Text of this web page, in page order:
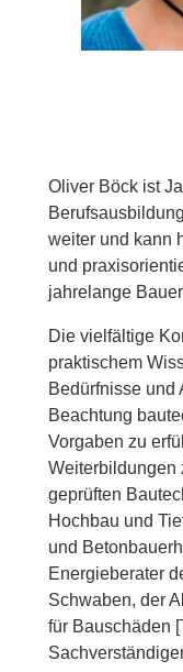
Oliver Böck ist
weiter und kann
und
jahrelange
Die vielfältige
praktischem
Bedürfnisse und
Beachtung
Vorgaben zu
Weiterbildungen
geprüften
Hochbau und
und
Energieberater
Schwaben, der
für Bauschäden